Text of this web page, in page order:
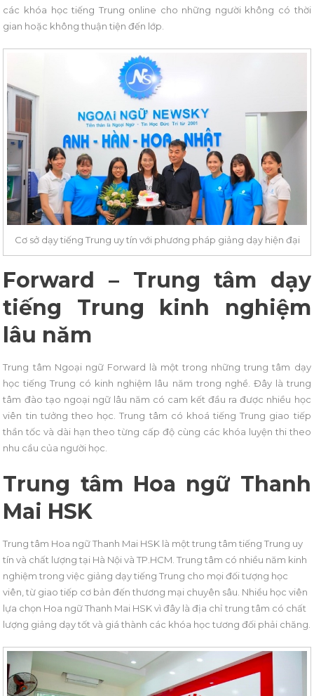
các khóa học tiếng Trung online cho những người không có thời
gian hoặc không thuận tiện đến lớp.
Cơ sở dạy tiếng Trung uy tín với phương pháp giảng dạy hiện đại
Forward – Trung tâm dạy
tiếng Trung kinh nghiệm
lâu năm
Trung tâm Ngoại ngữ Forward là một trong những trung tâm dạy
học tiếng Trung có kinh nghiệm lâu năm trong nghề. Đây là trung
tâm đào tạo ngoại ngữ lâu năm có cam kết đầu ra được nhiều học
viên tin tưởng theo học. Trung tâm có khoá tiếng Trung giao tiếp
thần tốc và dài hạn theo từng cấp độ cùng các khóa luyện thi theo
nhu cầu của người học.
Trung tâm Hoa ngữ Thanh
Mai HSK
Trung tâm Hoa ngữ Thanh Mai HSK là một trung tâm tiếng Trung uy
tín và chất lượng tại Hà Nội và TP.HCM. Trung tâm có nhiều năm kinh
nghiệm trong việc giảng dạy tiếng Trung cho mọi đối tượng học
viên, từ giao tiếp cơ bản đến thương mại chuyên sâu. Nhiều học viên
lựa chọn Hoa ngữ Thanh Mai HSK vì đây là địa chỉ trung tâm có chất
lượng giảng dạy tốt và giá thành các khóa học tương đối phải chăng.